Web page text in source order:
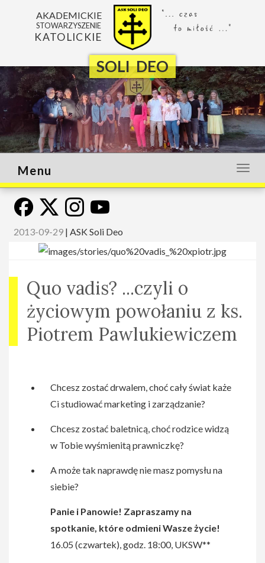
SOLI DEO
AKADEMICKIE
STOWARZYSZENIE
KATOLICKIE
lub
Menu
2013-09-29 | ASK Soli Deo
Quo vadis? ...czyli o
życiowym powołaniu z ks.
Piotrem Pawlukiewiczem
Chcesz zostać drwalem, choć cały świat każe
Ci studiować marketing i zarządzanie?
Chcesz zostać baletnicą, choć rodzice widzą
w Tobie wyśmienitą prawniczkę?
A może tak naprawdę nie masz pomysłu na
siebie?
Panie i Panowie! Zapraszamy na
spotkanie, które odmieni Wasze życie!
16.05 (czwartek), godz. 18:00, UKSW**